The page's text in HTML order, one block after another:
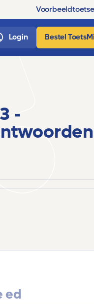
Login Bestel
-
ed